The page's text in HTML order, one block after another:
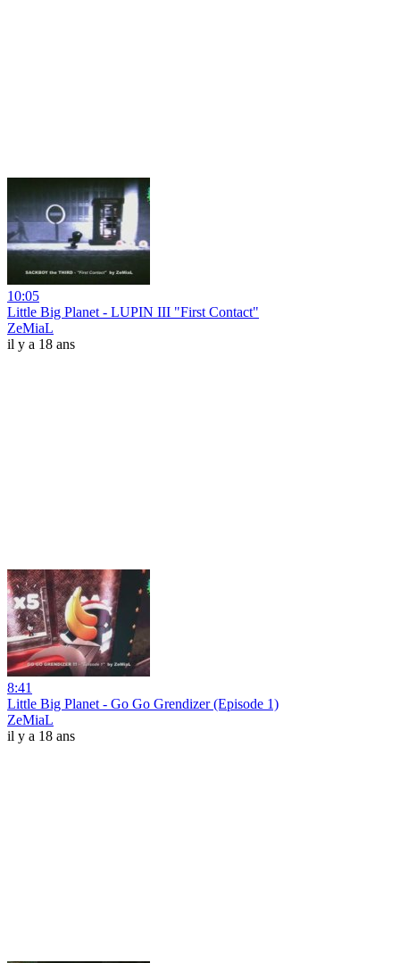
10:05
Little Big Planet - LUPIN III "First Contact"
ZeMiaL
il y a 18 ans
8:41
Little Big Planet - Go Go Grendizer (Episode 1)
ZeMiaL
il y a 18 ans